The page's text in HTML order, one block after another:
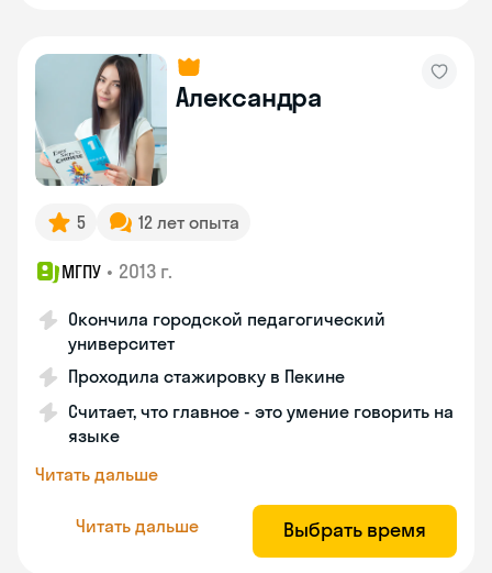
Александра
5 12 лет опыта
МГПУ • 2013 г.
Окончила городской педагогический
университет
Проходила стажировку в Пекине
Считает, что главное - это умение говорить на
языке
Читать дальше
Читать дальше Выбрать время